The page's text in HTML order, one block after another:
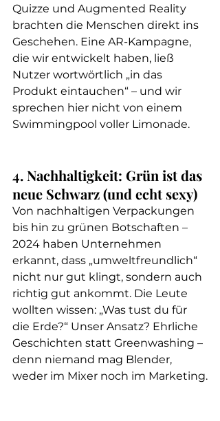
Quizze und Augmented Reality
brachten die Menschen direkt ins
Geschehen. Eine AR-Kampagne,
die wir entwickelt haben, ließ
Nutzer wortwörtlich „in das
Produkt eintauchen“ – und wir
sprechen hier nicht von einem
Swimmingpool voller Limonade.
4. Nachhaltigkeit: Grün ist das
neue Schwarz (und echt sexy)
Von nachhaltigen Verpackungen
bis hin zu grünen Botschaften –
2024 haben Unternehmen
erkannt, dass „umweltfreundlich“
nicht nur gut klingt, sondern auch
richtig gut ankommt. Die Leute
wollten wissen: „Was tust du für
die Erde?“ Unser Ansatz? Ehrliche
Geschichten statt Greenwashing –
denn niemand mag Blender,
weder im Mixer noch im Marketing.